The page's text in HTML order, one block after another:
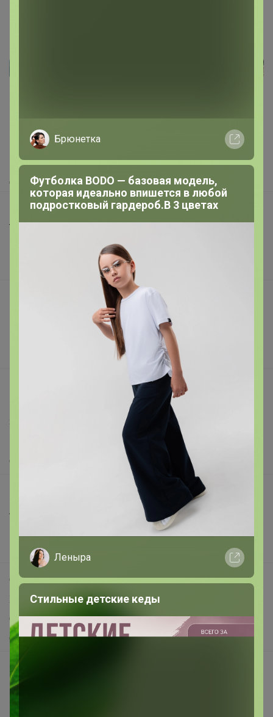
Как здесь все устроено?
Как сделать заказ?
Как получить?
Доставка
Шоурумы
Торговые марки
Подарочные сертификаты
Защита покупателя
О нас
Анонсы
Поддержка альпак
Самое выгодное
Хиты продаж
Самое желанное
Самое быстрое
Начать зарабатывать с 24-ok
Picabox.ru - Лучшее место для ваших изображений
Розыгрыш - Генератор случайных чисел
Брюнетка
Футболка BODO — базовая модель,
которая идеально впишется в любой
подростковый гардероб.В 3 цветах
Леныра
Стильные детские кеды